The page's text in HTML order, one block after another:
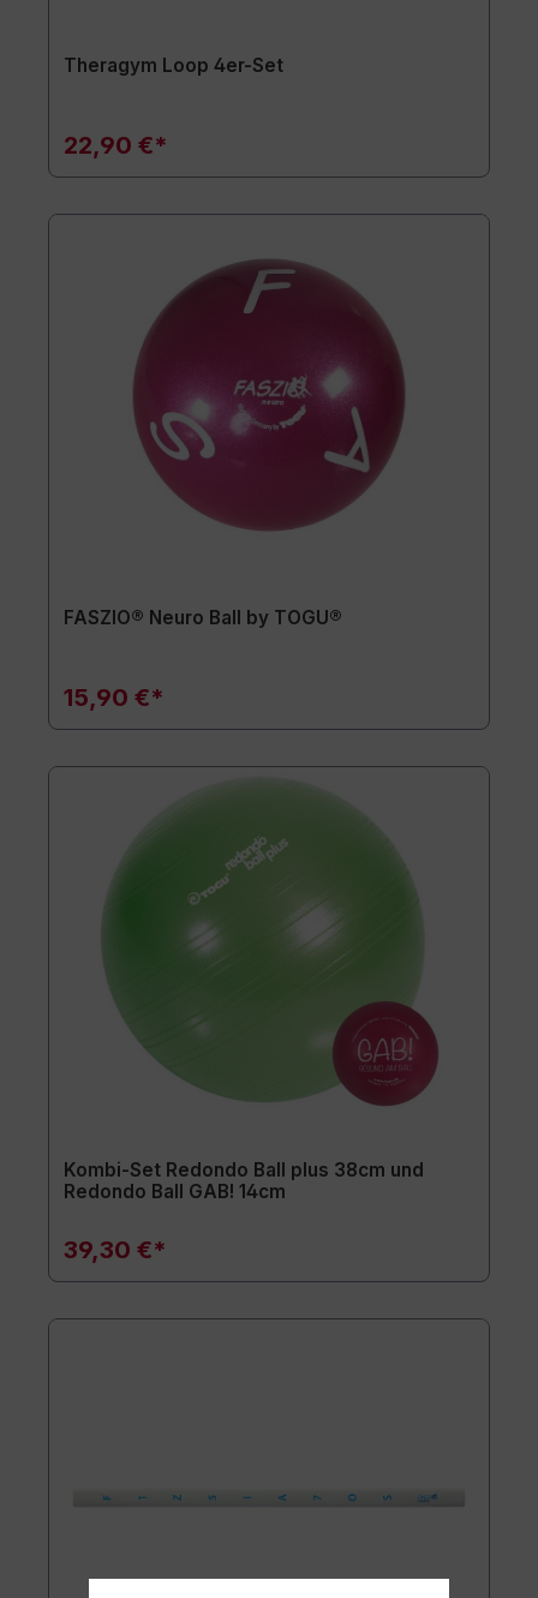
Theragym Loop 4er-Set
22,90 €*
FASZIO® Neuro Ball by TOGU®
15,90 €*
Kombi-Set Redondo Ball plus 38cm und
Redondo Ball GAB! 14cm
39,30 €*